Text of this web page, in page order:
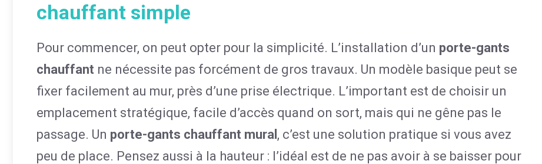
chauffant simple
Pour commencer, on peut opter pour la simplicité. L’installation d’un porte-gants
chauffant ne nécessite pas forcément de gros travaux. Un modèle basique peut se
fixer facilement au mur, près d’une prise électrique. L’important est de choisir un
emplacement stratégique, facile d’accès quand on sort, mais qui ne gêne pas le
passage. Un porte-gants chauffant mural , c’est une solution pratique si vous avez
peu de place. Pensez aussi à la hauteur : l’idéal est de ne pas avoir à se baisser pour